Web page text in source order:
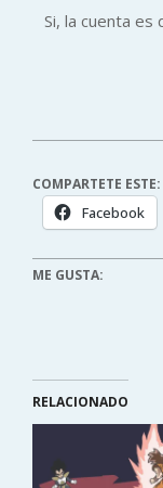
Si, la cuenta
COMPARTETE ESTE:
Facebook
ME GUSTA:
RELACIONADO